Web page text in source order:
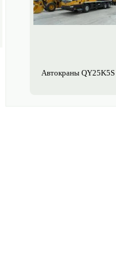
Авто­краны QY25K5S